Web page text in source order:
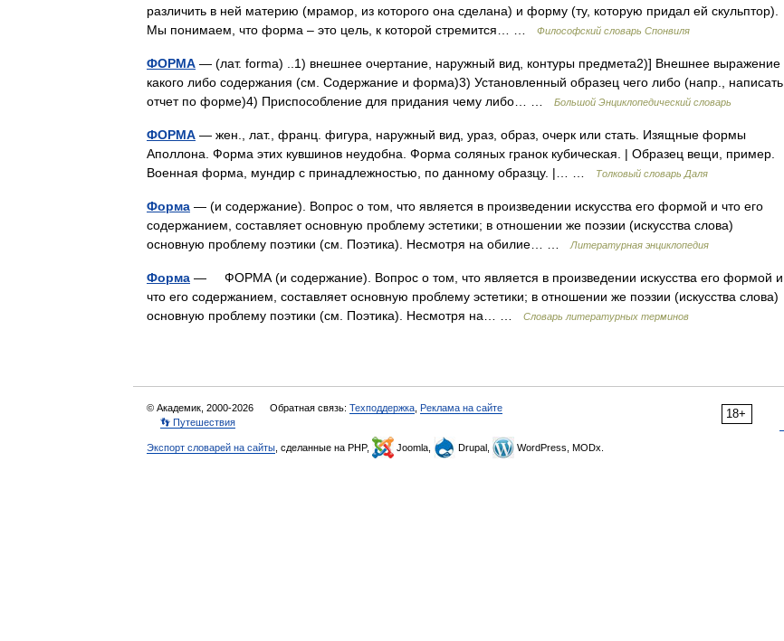
различить в ней материю (мрамор, из которого она сделана) и форму (ту, которую придал ей скульптор).
Мы понимаем, что форма – это цель, к которой стремится… …
Философский словарь Спонвиля
ФОРМА — (лат. forma) ..1) внешнее очертание, наружный вид, контуры предмета2)] Внешнее выражение
какого либо содержания (см. Содержание и форма)3) Установленный образец чего либо (напр., написать
отчет по форме)4) Приспособление для придания чему либо… …
Большой Энциклопедический словарь
ФОРМА — жен., лат., франц. фигура, наружный вид, ураз, образ, очерк или стать. Изящные формы
Аполлона. Форма этих кувшинов неудобна. Форма соляных гранок кубическая. | Образец вещи, пример.
Военная форма, мундир с принадлежностью, по данному образцу. |… …
Толковый словарь Даля
Форма — (и содержание). Вопрос о том, что является в произведении искусства его формой и что его
содержанием, составляет основную проблему эстетики; в отношении же поэзии (искусства слова)
основную проблему поэтики (см. Поэтика). Несмотря на обилие… …
Литературная энциклопедия
Форма — ФОРМА (и содержание). Вопрос о том, что является в произведении искусства его формой и
что его содержанием, составляет основную проблему эстетики; в отношении же поэзии (искусства слова)
основную проблему поэтики (см. Поэтика). Несмотря на… …
Словарь литературных терминов
18+
© Академик, 2000-2026 Обратная связь: Техподдержка Реклама на сайте
👣 Путешествия
Экспорт словарей на сайты , сделанные на PHP, Joomla, Drupal, WordPress, MODx.